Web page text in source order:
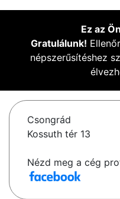
Ez az
Gratulálunk!
népszerűsítéshez
Csongrád
Kossuth tér 13
Nézd meg a cég